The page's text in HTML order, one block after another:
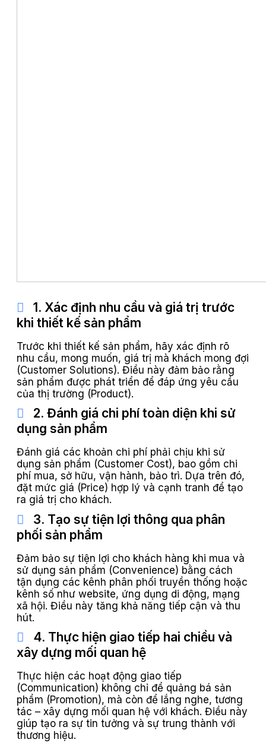
1. Xác định nhu cầu và giá trị trước
khi thiết kế sản phẩm
Trước khi thiết kế sản phẩm, hãy xác định rõ
nhu cầu, mong muốn, giá trị mà khách mong đợi
(Customer Solutions). Điều này đảm bảo rằng
sản phẩm được phát triển để đáp ứng yêu cầu
của thị trường (Product).
2. Đánh giá chi phí toàn diện khi sử
dụng sản phẩm
Đánh giá các khoản chi phí phải chịu khi sử
dụng sản phẩm (Customer Cost), bao gồm chi
phí mua, sở hữu, vận hành, bảo trì. Dựa trên đó,
đặt mức giá (Price) hợp lý và cạnh tranh để tạo
ra giá trị cho khách.
3. Tạo sự tiện lợi thông qua phân
phối sản phẩm
Đảm bảo sự tiện lợi cho khách hàng khi mua và
sử dụng sản phẩm (Convenience) bằng cách
tận dụng các kênh phân phối truyền thống hoặc
kênh số như website, ứng dụng di động, mạng
xã hội. Điều này tăng khả năng tiếp cận và thu
hút.
4. Thực hiện giao tiếp hai chiều và
xây dựng mối quan hệ
Thực hiện các hoạt động giao tiếp
(Communication) không chỉ để quảng bá sản
phẩm (Promotion), mà còn để lắng nghe, tương
tác – xây dựng mối quan hệ với khách. Điều này
giúp tạo ra sự tin tưởng và sự trung thành với
thương hiệu.